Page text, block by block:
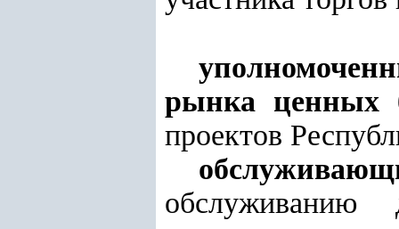
рынка ценных
проектов
обслуживанию